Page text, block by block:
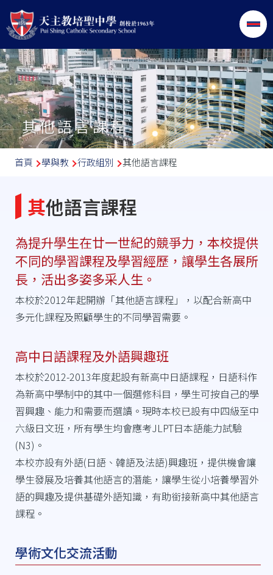
移至主內容
其他語言課程
導
連
結
首頁 學與教 行政組別 其他語言課程
其他語言課程
為提升學生在廿一世紀的競爭力，本校提供
不同的學習課程及學習經歷，讓學生各展所
長，活出多姿多采人生。
本校於2012年起開辦「其他語言課程」，以配合新高中
多元化課程及照顧學生的不同學習需要。
高中日語課程及外語興趣班
本校於2012-2013年度起設有新高中日語課程，日語科作
為新高中學制中的其中一個選修科目，學生可按自己的學
習興趣、能力和需要而選讀。現時本校已設有中四級至中
六級日文班，所有學生均會應考JLPT日本語能力試驗
(N3)。
本校亦設有外語(日語、韓語及法語)興趣班，提供機會讓
學生發展及培養其他語言的潛能，讓學生從小培養學習外
語的興趣及提供基礎外語知識，有助銜接新高中其他語言
課程。
學術文化交流活動